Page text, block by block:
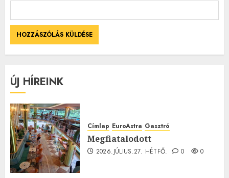
ÚJ HÍREINK
Címlap EuroAstra Gasztró
Megfiatalodott
2026.JÚLIUS.27. HÉTFŐ. 0 0